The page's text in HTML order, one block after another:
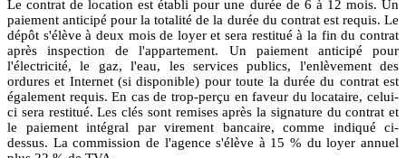
Le contrat de location est établi pour une durée de 6 à 12 mois. Un
paiement anticipé pour la totalité de la durée du contrat est requis. Le
dépôt s'élève à deux mois de loyer et sera restitué à la fin du contrat
après inspection de l'appartement. Un paiement anticipé pour
l'électricité, le gaz, l'eau, les services publics, l'enlèvement des
ordures et Internet (si disponible) pour toute la durée du contrat est
également requis. En cas de trop-perçu en faveur du locataire, celui-
ci sera restitué. Les clés sont remises après la signature du contrat et
le paiement intégral par virement bancaire, comme indiqué ci-
dessus. La commission de l'agence s'élève à 15 % du loyer annuel